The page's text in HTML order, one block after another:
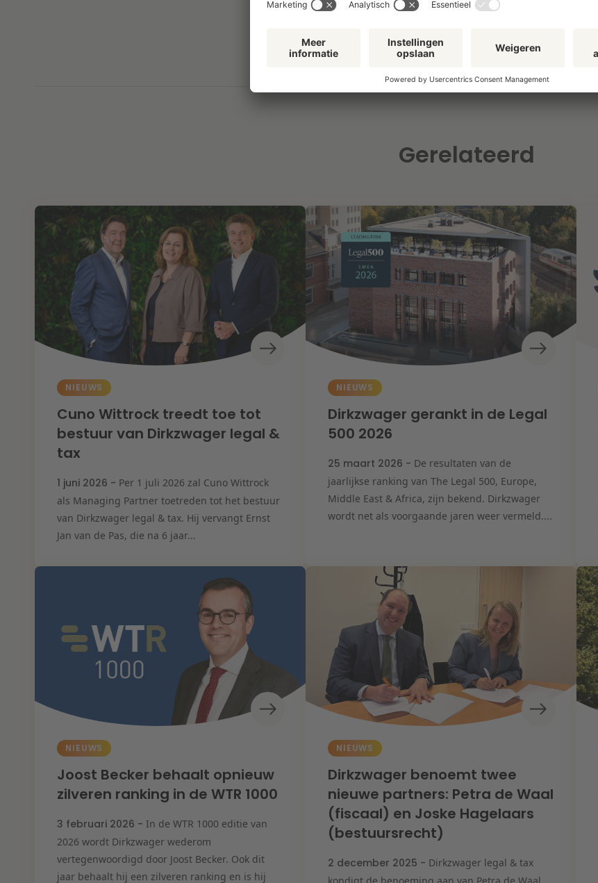
Gerelateerd
NIEUWS
Cuno Wittrock treedt toe tot
bestuur van Dirkzwager legal &
tax
1 juni 2026 - Per 1 juli 2026 zal Cuno Wittrock
als Managing Partner toetreden tot het bestuur
van Dirkzwager legal & tax. Hij vervangt Ernst
Jan van de Pas, die na 6 jaar...
NIEUWS
Dirkzwager gerankt in de Legal
500 2026
25 maart 2026 - De resultaten van de
jaarlijkse ranking van The Legal 500, Europe,
Middle East & Africa, zijn bekend. Dirkzwager
wordt net als voorgaande jaren weer vermeld....
NIEUWS
Joost Becker behaalt opnieuw
zilveren ranking in de WTR 1000
3 februari 2026 - In de WTR 1000 editie van
2026 wordt Dirkzwager wederom
vertegenwoordigd door Joost Becker. Ook dit
jaar behaalt hij een zilveren ranking en is hij
NIEUWS
Dirkzwager benoemt twee
nieuwe partners: Petra de Waal
(fiscaal) en Joske Hagelaars
(bestuursrecht)
2 december 2025 - Dirkzwager legal & tax